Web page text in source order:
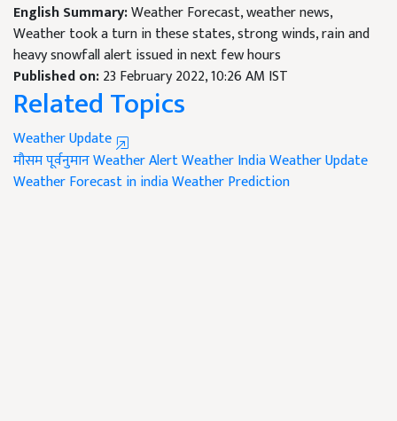
English Summary:Weather Forecast, weather news,
Weather took a turn in these states, strong winds, rain and
heavy snowfall alert issued in next few hours
Published on:23 February 2022, 10:26 AM IST
Related Topics
Weather Update
मौसम पूर्वनुमानWeather AlertWeather IndiaWeather Update
Weather Forecast in indiaWeather Prediction